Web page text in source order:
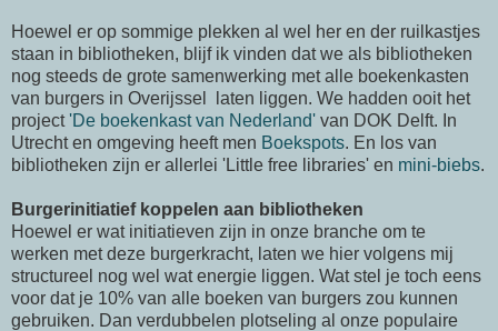
Hoewel er op sommige plekken al wel her en der ruilkastjes
staan in bibliotheken, blijf ik vinden dat we als bibliotheken
nog steeds de grote samenwerking met alle boekenkasten
van burgers in Overijssel laten liggen. We hadden ooit het
project'De boekenkast van Nederland' van DOK Delft. In
Utrecht en omgeving heeft men Boekspots. En los van
bibliotheken zijn er allerlei 'Little free libraries' en mini-biebs.
Burgerinitiatief koppelen aan bibliotheken
Hoewel er wat initiatieven zijn in onze branche om te
werken met deze burgerkracht, laten we hier volgens mij
structureel nog wel wat energie liggen. Wat stel je toch eens
voor dat je 10% van alle boeken van burgers zou kunnen
gebruiken. Dan verdubbelen plotseling al onze populaire